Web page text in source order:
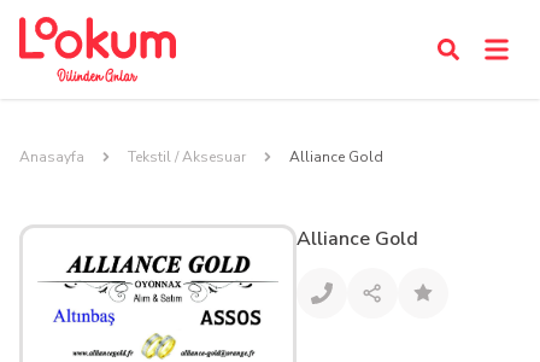
Anasayfa Tekstil / Aksesuar Alliance Gold
Alliance Gold